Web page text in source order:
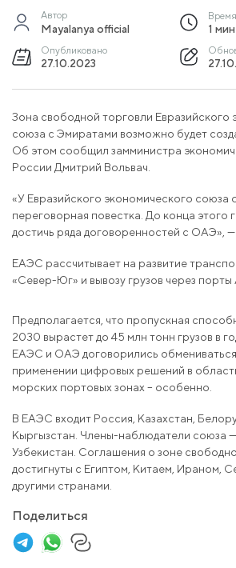
Автор
Mayalanya official 1 мин
Опубликовано
27.10.2023
Зона свободной торговли Евразийского
союза с Эмиратами возможно будет
Об этом сообщил замминистра
России Дмитрий Вольвач.
«У Евразийского экономического союза
переговорная повестка. До конца этого
достичь ряда договоренностей с ОАЭ», —
ЕАЭС рассчитывает на развитие
«Север-Юг» и вывозу грузов через
Предполагается, что пропускная
2030 вырастет до 45 млн тонн грузов в
ЕАЭС и ОАЭ договорились
применении цифровых решений в
морских портовых зонах – особенно.
В ЕАЭС входит Россия, Казахстан,
Кыргызстан. Члены-наблюдатели союза
Узбекистан. Соглашения о зоне
достигнуты с Египтом, Китаем, Ираном,
другими странами.
Поделиться